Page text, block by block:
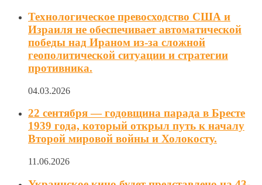
Технологическое превосходство США и
Израиля не обеспечивает автоматической
победы над Ираном из-за сложной
геополитической ситуации и стратегии
противника.
04.03.2026
22 сентября — годовщина парада в Бресте
1939 года, который открыл путь к началу
Второй мировой войны и Холокосту.
11.06.2026